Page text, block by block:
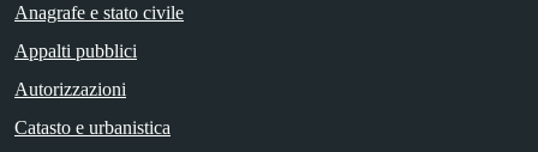
Anagrafe e stato civile
Appalti pubblici
Autorizzazioni
Catasto e urbanistica